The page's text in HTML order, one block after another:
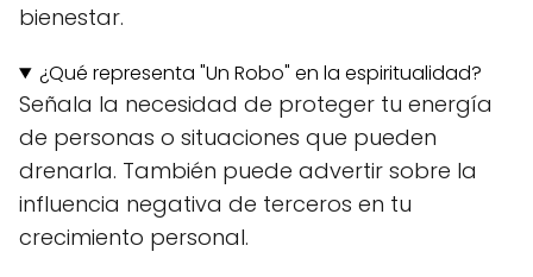
bienestar.
¿Qué representa "Un Robo" en la espiritualidad?
Señala la necesidad de proteger tu energía
de personas o situaciones que pueden
drenarla. También puede advertir sobre la
influencia negativa de terceros en tu
crecimiento personal.